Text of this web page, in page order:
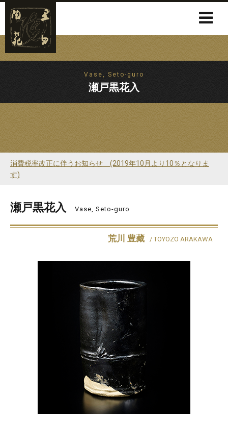
Vase, Seto-guro
瀬戸黒花入
消費税率改正に伴うお知らせ (2019年10月より10％となりま
す)
瀬戸黒花入 Vase, Seto-guro
荒川 豊藏 / TOYOZO ARAKAWA